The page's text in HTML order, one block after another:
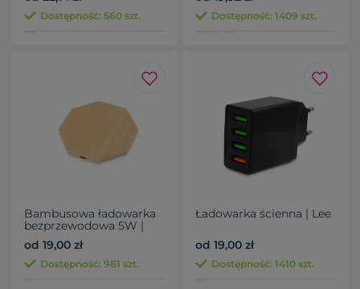
Dostępność: 560 szt. Dostępność: 1409 szt.
Bambusowa ładowarka
bezprzewodowa 5W |
Matilda
od 19,00 zł
Dostępność: 981 szt.
Ładowarka ścienna | Lee
od 19,00 zł
Dostępność: 1410 szt.